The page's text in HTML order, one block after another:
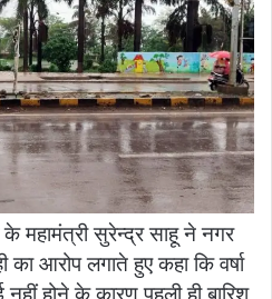
के महामंत्री सुरेन्द्र साहू ने नगर
का आरोप लगाते हुए कहा कि वर्षा